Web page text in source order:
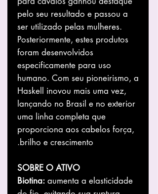
pelo seu resultado e passou a
ser utilizado pelas mulheres.
Posteriormente, estes produtos
foram desenvolvidos
especificamente para uso
humano. Com seu pioneirismo, a
Haskell inovou mais uma vez,
lançando no Brasil e no exterior
uma linha completa que
proporciona aos cabelos força,
brilho e crescimento.
SOBRE O ATIVO
Biotina: aumenta a elasticidade